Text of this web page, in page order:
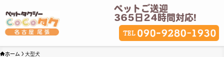
ペットご送迎
365日24時間対応!
ホーム 大型犬